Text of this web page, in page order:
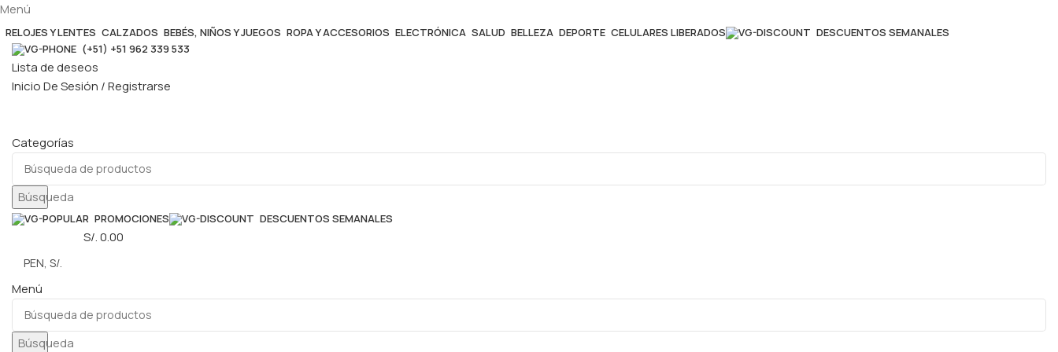
Menú
RELOJES Y LENTES CALZADOS BEBÉS, NIÑOS Y JUEGOS ROPA Y ACCESORIOS ELECTRÓNICA SALUD BELLEZA DEPORTE CELULARES LIBERADOS
DESCUENTOS SEMANALES
(+51) +51 962 339 533
Lista de deseos
Inicio De Sesión / Registrarse
Categorías
Búsqueda
PROMOCIONES DESCUENTOS SEMANALES
S/.0.00
Menú
Búsqueda